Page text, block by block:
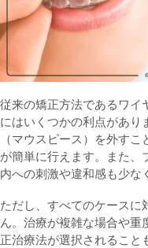
従来の矯正方法であるワイ
にはいくつかの利点があり
（マウスピース）を外す
が簡単に行えます。また、
内への刺激や違和感も少な
ただし、すべてのケースに
ん。治療が複雑な場合や
正治療法が選択されること